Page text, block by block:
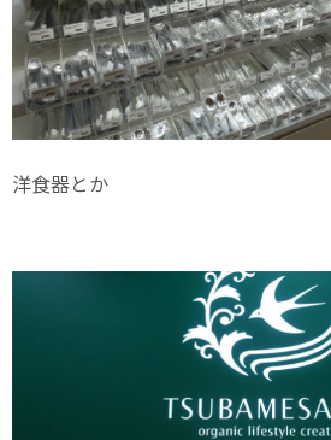
洋食器とか